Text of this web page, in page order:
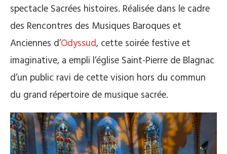
spectacle Sacrées histoires. Réalisée dans le cadre
des Rencontres des Musiques Baroques et
Anciennes d’Odyssud, cette soirée festive et
imaginative, a empli l’église Saint-Pierre de Blagnac
d’un public ravi de cette vision hors du commun
du grand répertoire de musique sacrée.